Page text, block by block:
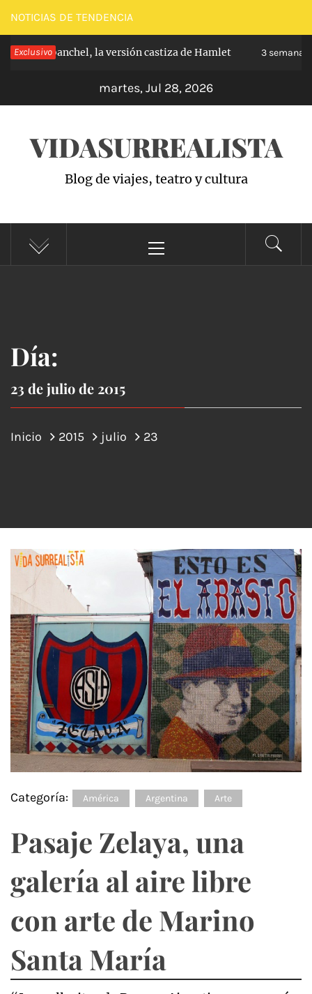
Saltar
al
contenido
NOTICIAS DE TENDENCIA
Exclusivo
de Carabanchel, la versión castiza de Hamlet 3 semanas
martes, Jul 28, 2026
VIDASURREALISTA
Blog de viajes, teatro y cultura
principal
Día:
23 de julio de 2015
Inicio 2015 julio 23
Categoría: América Argentina Arte
Pasaje Zelaya, una
galería al aire libre
con arte de Marino
Santa María